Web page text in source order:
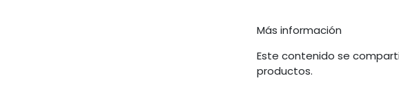
Más información
Este contenido se
productos.